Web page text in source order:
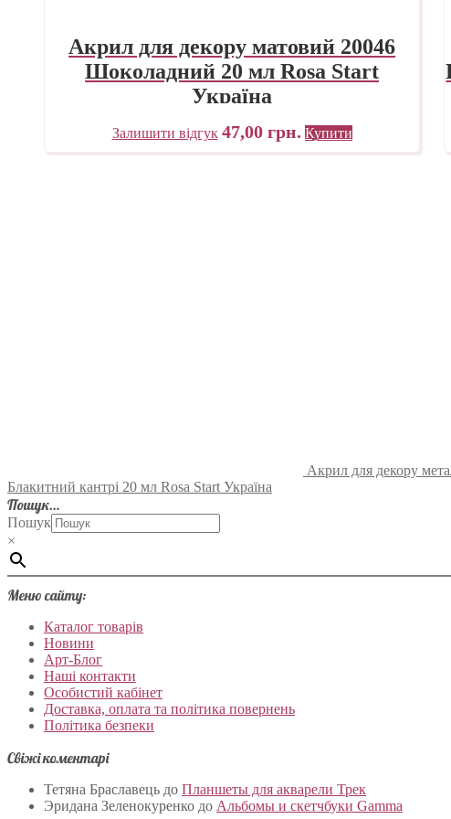
Акрил для декору матовий 20046
Шоколадний 20 мл Rosa Start
Україна
Залишити відгук 47,00 грн. Купити
Акрил для декору
Блакитний кантрі 20 мл Rosa Start Україна
Пошук…
Пошук
×
Меню сайту:
Каталог товарів
Новини
Арт-Блог
Наші контакти
Особистий кабінет
Доставка, оплата та політика повернень
Політика безпеки
Свіжі коментарі
Тетяна Браславець до Планшеты для акварели Трек
Эридана Зеленокуренко до Альбомы и скетчбуки Gamma